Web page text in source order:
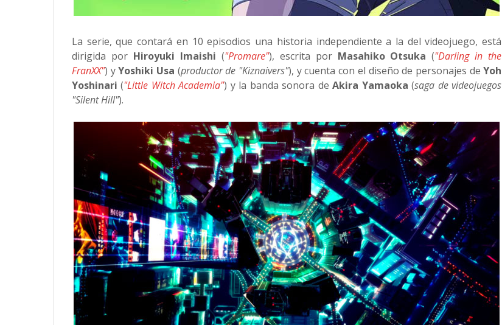
La serie, que contará en 10 episodios una historia independiente a la del videojuego, está
dirigida por Hiroyuki Imaishi ("Promare"), escrita por Masahiko Otsuka ("Darling in the
FranXX") yYoshiki Usa (productor de "Kiznaivers"), y cuenta con el diseño de personajes deYoh
Yoshinari("Little Witch Academia") y la banda sonora deAkira Yamaoka (saga de videojuegos
"Silent Hill").